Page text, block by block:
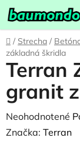
Prejsť
na
obsah
Domov
/ Strecha /
základná škridla
Terran
granit
Priemerné
hodnotenie
Neohodnotené
Značka: Terran